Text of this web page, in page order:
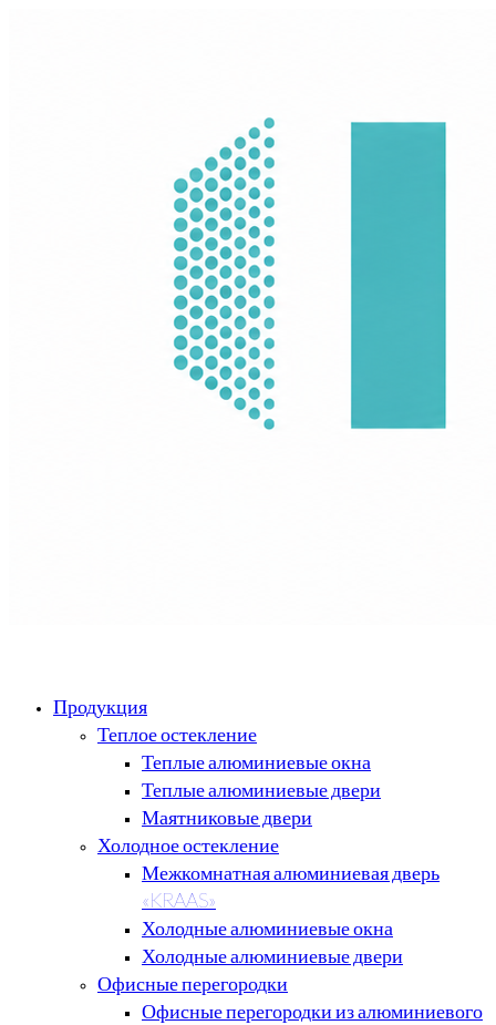
Продукция
Теплое остекление
Теплые алюминиевые окна
Теплые алюминиевые двери
Маятниковые двери
Холодное остекление
Межкомнатная алюминиевая дверь
«KRAAS»
Холодные алюминиевые окна
Холодные алюминиевые двери
Офисные перегородки
Офисные перегородки из алюминиевого